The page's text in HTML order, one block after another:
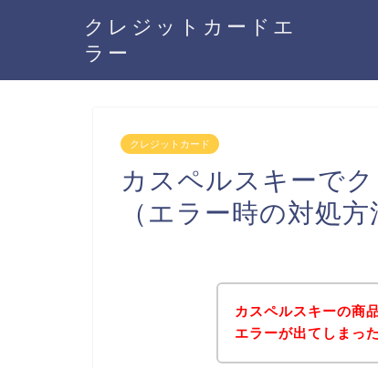
クレジットカードエ
ラー
クレジットカード
カスペルスキーで
（エラー時の対処方
カスペルスキーの商
エラーが出てしまっ